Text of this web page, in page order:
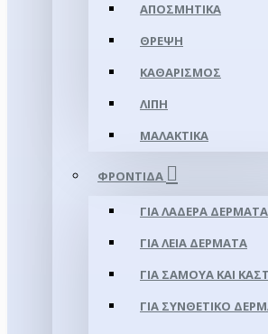
ΑΠΟΣΜΗΤΙΚΆ
ΘΡΈΨΗ
ΚΑΘΑΡΙΣΜΌΣ
ΛΊΠΗ
ΜΑΛΑΚΤΙΚΆ
ΦΡΟΝΤΊΔΑ
ΓΙΑ ΛΑΔΕΡΆ ΔΈΡΜΑΤΑ
ΓΙΑ ΛΕΊΑ ΔΈΡΜΑΤΑ
ΓΙΑ ΣΑΜΟΥΑ ΚΑΙ
ΓΙΑ ΣΥΝΘΕΤΙΚΌ